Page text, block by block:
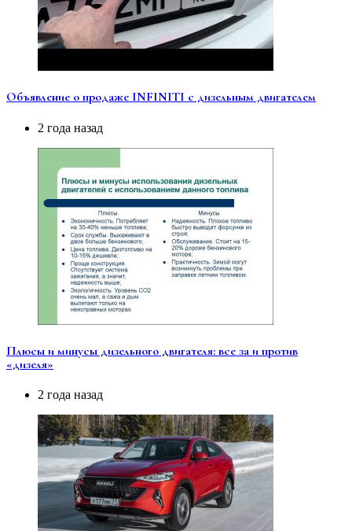
Объявление о продаже INFINITI с дизельным двигателем
2 года назад
Плюсы и минусы дизельного двигателя: все за и против
«дизеля»
2 года назад